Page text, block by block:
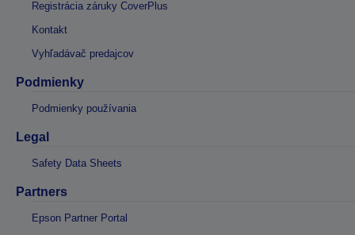
Registrácia záruky CoverPlus
Kontakt
Vyhľadávač predajcov
Podmienky
Podmienky používania
Legal
Safety Data Sheets
Partners
Epson Partner Portal